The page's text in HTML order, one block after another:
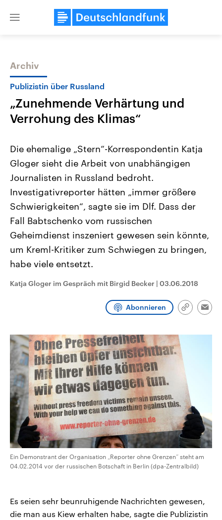
Close
Themen
Landtagswahl Sachsen-Anhalt
2026
Alle Informationen
Sachsen-Anhalt wählt am 6.
September 2026 einen neuen
Landtag. Seit 2021 wird das
Bundesland von einer Koalition aus
Umfragen, Prognosen,
Wahlprogramme, aktuelle Berichte
und Hintergründe zu den Parteien
und Kandidaten der anstehenden
Wahl.
USA
Aktuelle Beiträge,
Hintergründe
Wirtschaftlich und
gehören die Vereinigten
den mächtigsten Ländern
mit großem Einfluss auf
Sendungen Programm Podcasts
Archiv
Publizistin über Russland
„Zunehmende Verhärtung und
Verrohung des Klimas“
Die ehemalige „Stern“-Korrespondentin Katja
Gloger sieht die Arbeit von unabhängigen
Journalisten in Russland bedroht.
Investigativreporter hätten „immer größere
Schwierigkeiten“, sagte sie im Dlf. Dass der
Fall Babtschenko vom russischen
Geheimdienst inszeniert gewesen sein könnte,
um Kreml-Kritiker zum Schwiegen zu bringen,
habe viele entsetzt.
Katja Gloger im Gespräch mit Birgid Becker | 03.06.2018
Abonnieren
Link
Ein Demonstrant der Organisation „Reporter ohne Grenzen“ steht am
04.02.2014 vor der russischen Botschaft in Berlin (dpa-Zentralbild)
Es seien sehr beunruhigende Nachrichten gewesen,
die man aus Kiew erhalten habe, sagte die Publizistin